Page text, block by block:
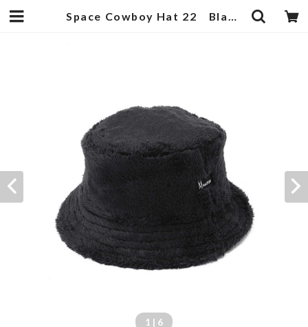
Space Cowboy Hat 22 Black | 武蔵小杉のセレクトショップ【ナクール】-nakool-
1 | 6